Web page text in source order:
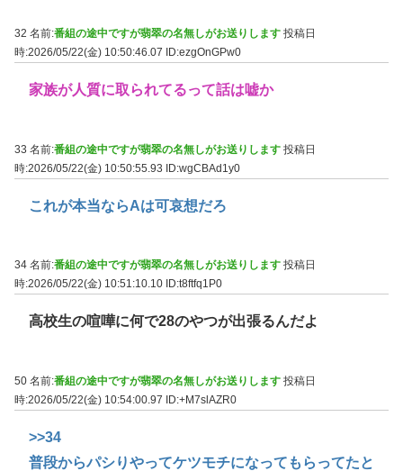
32 名前:番組の途中ですが翡翠の名無しがお送りします 投稿日
時:2026/05/22(金) 10:50:46.07
ID:ezgOnGPw0
家族が人質に取られてるって話は嘘か
33 名前:番組の途中ですが翡翠の名無しがお送りします 投稿日
時:2026/05/22(金) 10:50:55.93 ID:wgCBAd1y0
これが本当ならAは可哀想だろ
34 名前:番組の途中ですが翡翠の名無しがお送りします 投稿日
時:2026/05/22(金) 10:51:10.10 ID:t8ftfq1P0
高校生の喧嘩に何で28のやつが出張るんだよ
50 名前:番組の途中ですが翡翠の名無しがお送りします 投稿日
時:2026/05/22(金) 10:54:00.97
ID:+M7slAZR0
>>34
普段からパシりやってケツモチになってもらってたと